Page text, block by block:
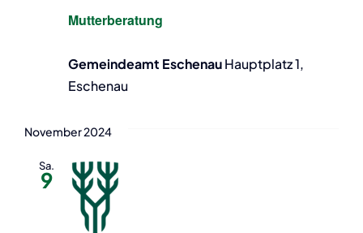
Mutterberatung
Gemeindeamt EschenauHauptplatz 1,
Eschenau
November 2024
Sa.
9